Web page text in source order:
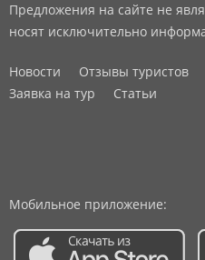
Предложения на сайте не
носят исключительно
Новости Отзывы туристов
Заявка на тур
Статьи
Мобильное приложение: